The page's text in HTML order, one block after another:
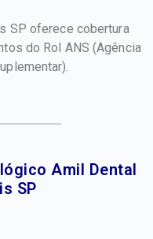
SP oferece cobertura
do Rol ANS (Agência
Amil Dental
SP​